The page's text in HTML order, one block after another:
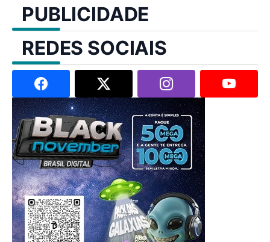
PUBLICIDADE
REDES SOCIAIS